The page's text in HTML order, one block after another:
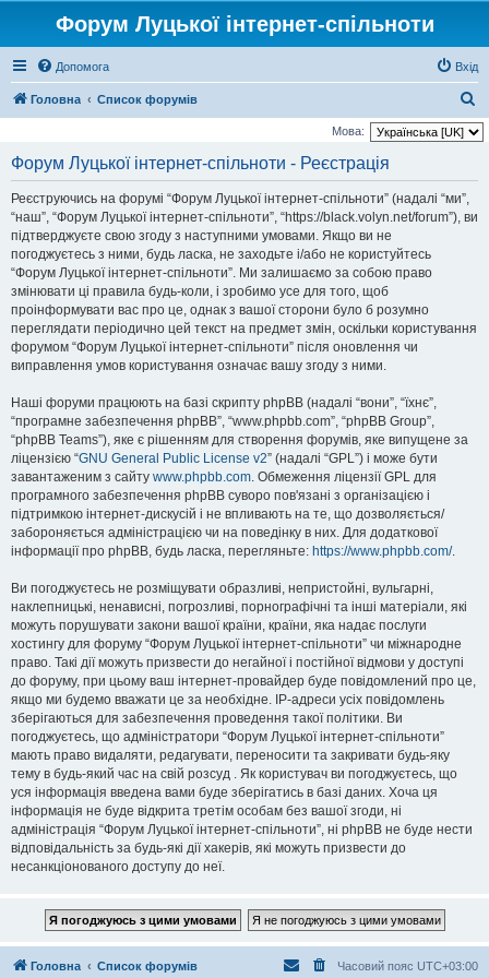
Форум Луцької інтернет-спільноти
Допомога Вхід
Головна Список форумів
о
Мова:
Форум Луцької інтернет-спільноти - Реєстрація
Реєструючись на форумі “Форум Луцької інтернет-спільноти” (надалі “ми”,
“наш”, “Форум Луцької інтернет-спільноти”, “https://black.volyn.net/forum”), ви
підтверджуєте свою згоду з наступними умовами. Якщо ви не
погоджуєтесь з ними, будь ласка, не заходьте і/або не користуйтесь
“Форум Луцької інтернет-спільноти”. Ми залишаємо за собою право
змінювати ці правила будь-коли, і зробимо усе для того, щоб
проінформувати вас про це, однак з вашої сторони було б розумно
переглядати періодично цей текст на предмет змін, оскільки користування
форумом “Форум Луцької інтернет-спільноти” після оновлення чи
виправлення умов користування означає вашу згоду з ними.
Наші форуми працюють на базі скрипту phpBB (надалі “вони”, “їхнє”,
“програмне забезпечення phpBB”, “www.phpbb.com”, “phpBB Group”,
“phpBB Teams”), яке є рішенням для створення форумів, яке випущене за
ліцензією “GNU General Public License v2” (надалі “GPL”) і може бути
завантаженим з сайту www.phpbb.com. Обмеження ліцензії GPL для
програмного забезпечення phpBB суворо пов'язані з організацією і
підтримкою інтернет-дискусій і не впливають на те, що дозволяється/
забороняється адміністрацією чи на поведінку в них. Для додаткової
інформації про phpBB, будь ласка, перегляньте: https://www.phpbb.com/.
Ви погоджуєтесь не розміщувати образливі, непристойні, вульгарні,
наклепницькі, ненависні, погрозливі, порнографічні та інші матеріали, які
можуть порушувати закони вашої країни, країни, яка надає послуги
хостингу для форуму “Форум Луцької інтернет-спільноти” чи міжнародне
право. Такі дії можуть призвести до негайної і постійної відмови у доступі
до форуму, при цьому ваш інтернет-провайдер буде повідомлений про це,
якщо ми будемо вважати це за необхідне. IP-адреси усіх повідомлень
зберігаються для забезпечення проведення такої політики. Ви
погоджуєтесь, що адміністратори “Форум Луцької інтернет-спільноти”
мають право видаляти, редагувати, переносити та закривати будь-яку
тему в будь-який час на свій розсуд . Як користувач ви погоджуєтесь, що
уся інформація введена вами буде зберігатись в базі даних. Хоча ця
інформація не буде відкрита третім особам без вашої згоди, ні
адміністрація “Форум Луцької інтернет-спільноти”, ні phpBB не буде нести
відповідальність за будь-які дії хакерів, які можуть призвести до
несанкціонованого доступу до неї.
Головна Список форумів Часовий пояс UTC+03:00